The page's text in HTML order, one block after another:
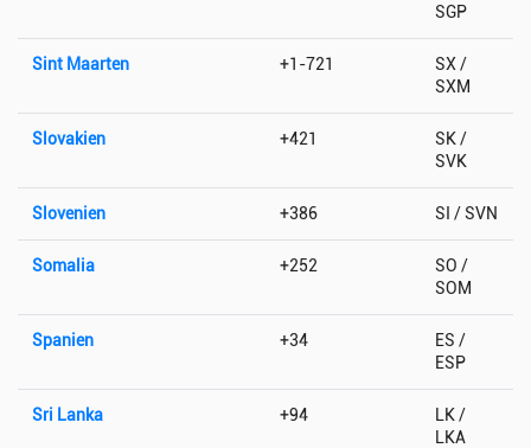
SGP
Sint Maarten +1-721
SX /
SXM
Slovakien +421
SK /
SVK
Slovenien +386 SI / SVN
Somalia +252
SO /
SOM
Spanien +34
ES /
ESP
Sri Lanka +94
LK /
LKA